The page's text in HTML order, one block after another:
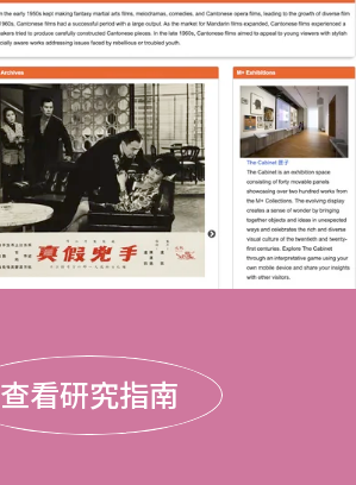
查看研究指南